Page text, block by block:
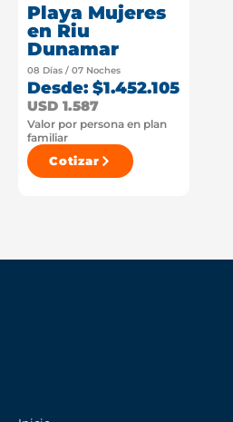
Playa Mujeres
en Riu
Dunamar
08 Días / 07 Noches
Desde: $1.452.105
USD 1.587
Valor por persona en plan
familiar
Cotizar